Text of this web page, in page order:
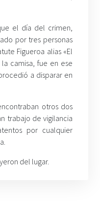
el día del crimen,
por tres personas
Figueroa alias «El
camisa, fue en ese
a disparar en
otros dos
trabajo de vigilancia
por cualquier
del lugar.